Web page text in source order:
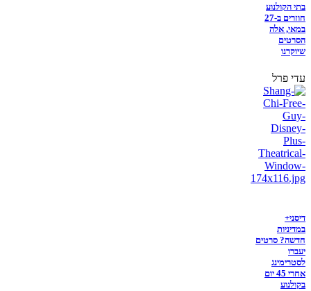
בתי הקולנוע
חוזרים ב-27
במאי, אלה
הסרטים
שיוקרנו
עדי פרל
דיסני+
במדיניות
חדשה? סרטים
יעברו
לסטרימינג
אחרי 45 יום
בקולנוע